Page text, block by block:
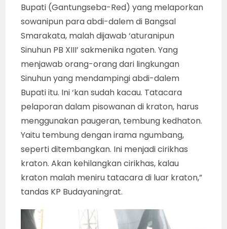
Bupati (Gantungseba-Red) yang melaporkan
sowanipun para abdi-dalem di Bangsal
Smarakata, malah dijawab ‘aturanipun
Sinuhun PB XIII’ sakmenika ngaten. Yang
menjawab orang-orang dari lingkungan
Sinuhun yang mendampingi abdi-dalem
Bupati itu. Ini ‘kan sudah kacau. Tatacara
pelaporan dalam pisowanan di kraton, harus
menggunakan paugeran, tembung kedhaton.
Yaitu tembung dengan irama ngumbang,
seperti ditembangkan. Ini menjadi cirikhas
kraton. Akan kehilangkan cirikhas, kalau
kraton malah meniru tatacara di luar kraton,”
tandas KP Budayaningrat.